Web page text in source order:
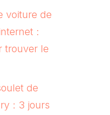
voiture de
:
trouver le
de
: 3 jours